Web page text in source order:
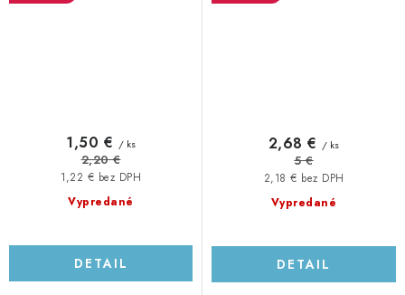
Vypredané
1,22 € bez DPH
1,50 € / ks
2,20 €
DETAIL
Vypredané
2,18 € bez DPH
2,68 € / ks
5 €
DETAIL